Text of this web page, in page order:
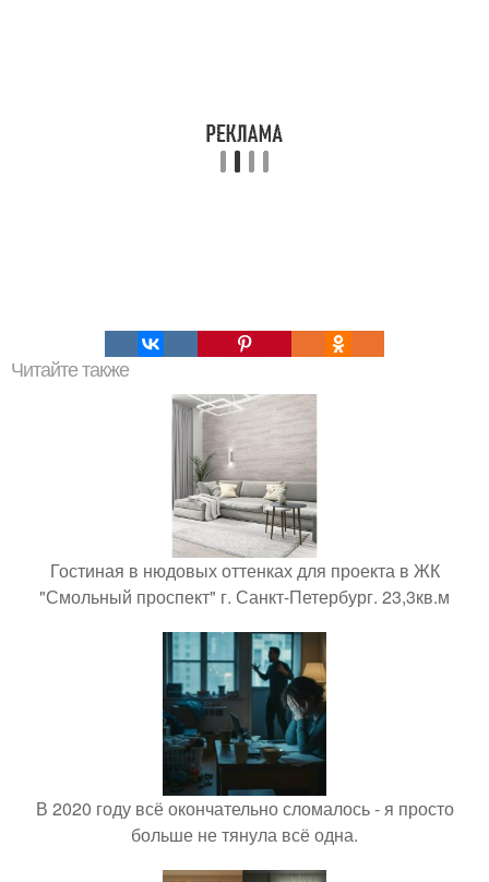
Читайте также
Гостиная в нюдовых оттенках для проекта в ЖК
"Смольный проспект" г. Санкт-Петербург. 23,3кв.м
В 2020 году всё окончательно сломалось - я просто
больше не тянула всё одна.